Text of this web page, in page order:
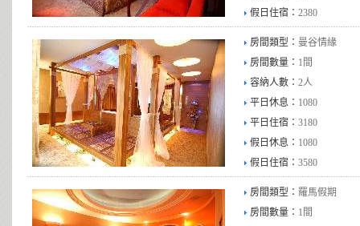
假日住宿： 2380
房間類型： 曼谷情緣
房間數量： 1間
容納人數： 2人
平日休息： 1080
平日住宿： 3180
假日休息： 1080
假日住宿： 3580
房間類型： 羅馬假期
房間數量： 1間